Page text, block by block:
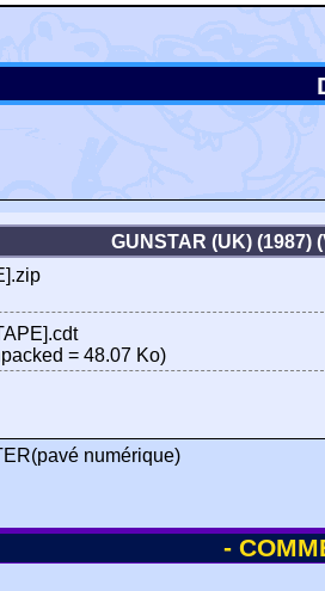
GUNSTAR (UK) (1987)
= 48.07 Ko)
numérique)
-